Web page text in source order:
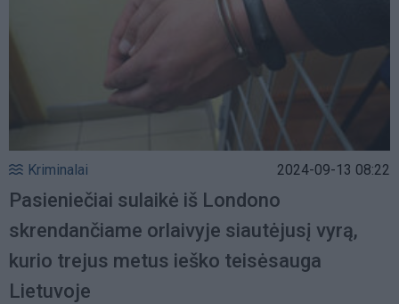
Kriminalai 2024-09-13 08:22
Pasieniečiai sulaikė iš Londono
skrendančiame orlaivyje siautėjusį vyrą,
kurio trejus metus ieško teisėsauga
Lietuvoje